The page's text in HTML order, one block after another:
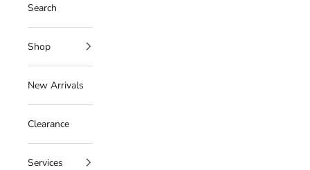
Search
Shop
New Arrivals
Clearance
Services